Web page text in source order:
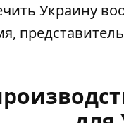
Украину